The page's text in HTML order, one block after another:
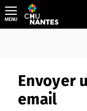
Aller
au
contenu
MENU
Envoyer
email